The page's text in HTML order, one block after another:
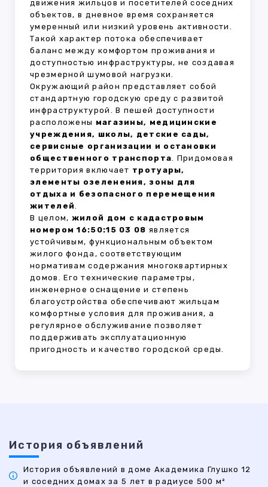
движения жильцов и посетителей соседних
объектов, в дневное время сохраняется
умеренный или низкий уровень активности.
Такой характер потока обеспечивает
баланс между комфортом проживания и
доступностью инфраструктуры, не создавая
чрезмерной шумовой нагрузки.
Окружающий район представляет собой
стандартную городскую среду с развитой
инфраструктурой. В пешей доступности
расположены магазины, медицинские
учреждения, школы, детские сады,
сервисные организации и остановки
общественного транспорта. Придомовая
территория включает тротуары,
элементы озеленения, зоны для
отдыха и безопасного перемещения
жителей.
В целом, жилой дом с кадастровым
номером 16:50:15 03 08 является
устойчивым, функциональным объектом
жилого фонда, соответствующим
нормативам содержания многоквартирных
домов. Его технические параметры,
инженерное оснащение и степень
благоустройства обеспечивают жильцам
комфортные условия для проживания, а
регулярное обслуживание позволяет
поддерживать эксплуатационную
пригодность и качество городской среды.
История объявлений
История объявлений в доме Академика Глушко 12
и соседних домах за 5 лет в радиусе 500 м²